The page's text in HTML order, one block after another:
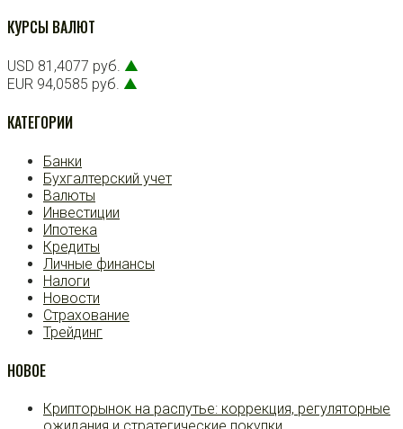
КУРСЫ ВАЛЮТ
USD 81,4077 руб. ▲
EUR 94,0585 руб. ▲
КАТЕГОРИИ
Банки
Бухгалтерский учет
Валюты
Инвестиции
Ипотека
Кредиты
Личные финансы
Налоги
Новости
Страхование
Трейдинг
НОВОЕ
Крипторынок на распутье: коррекция, регуляторные